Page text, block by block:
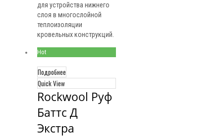
для устройства нижнего
слоя в многослойной
теплоизоляции
кровельных конструкций.
Hot
Подробнее
Quick View
Rockwool Руф
Баттс Д
Экстра